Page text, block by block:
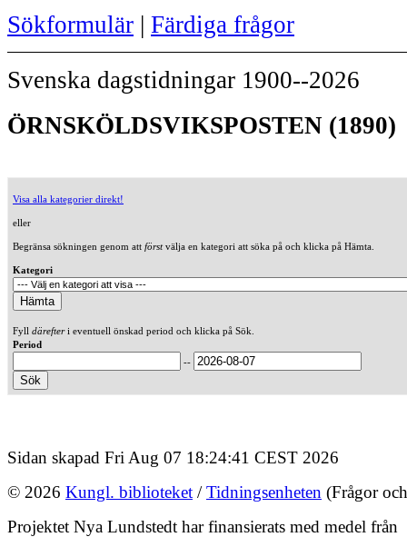
Sökformulär | Färdiga frågor
Svenska dagstidningar 1900--2026
ÖRNSKÖLDSVIKSPOSTEN (1890)
Visa alla kategorier direkt!
eller
Begränsa sökningen genom att förstvälja en kategori att söka på och klicka på Hämta.
Kategori
Fyll därefteri eventuell önskad period och klicka på Sök.
Period
--
Sidan skapad Fri Aug 07 18:24:41 CEST 2026
© 2026 Kungl. biblioteket /Tidningsenheten (Frågor
Projektet Nya Lundstedt har finansierats med medel från